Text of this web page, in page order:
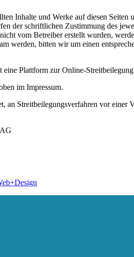
Inhalte und Werke auf diesen
der schriftlichen Zustimmung des
vom Betreiber erstellt wurden,
werden, bitten wir um einen
Plattform zur Online-
im Impressum.
an Streitbeilegungsverfahren vor einer